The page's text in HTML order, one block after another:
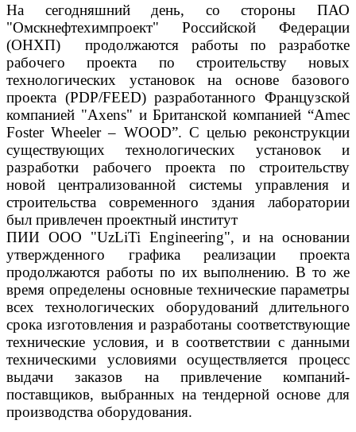
На сегодняшний день, со стороны ПАО
"Омскнефтехимпроект" Российской Федерации
(ОНХП) продолжаются работы по разработке
рабочего проекта по строительству новых
технологических установок на основе базового
проекта (PDP/FEED) разработанного Французской
компанией "Axens" и Британской компанией “Amec
Foster Wheeler – WOOD”. С целью реконструкции
существующих технологических установок и
разработки рабочего проекта по строительству
новой централизованной системы управления и
строительства современного здания лаборатории
был привлечен проектный институт
ПИИ ООО "UzLiTi Engineering", и на основании
утвержденного графика реализации проекта
продолжаются работы по их выполнению. В то же
время определены основные технические параметры
всех технологических оборудований длительного
срока изготовления и разработаны соответствующие
технические условия, и в соответствии с данными
техническими условиями осуществляется процесс
выдачи заказов на привлечение компаний-
поставщиков, выбранных на тендерной основе для
производства оборудования.